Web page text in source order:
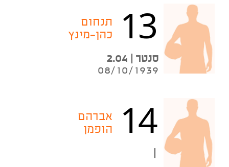
13
תנחום
כהן-מינץ
סנטר | 2.04
08/10/1939
14
אברהם
הופמן